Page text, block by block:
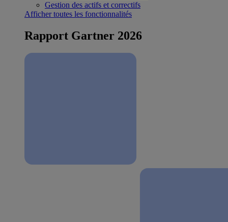
Gestion des actifs et correctifs
Afficher toutes les fonctionnalités
Rapport Gartner 2026